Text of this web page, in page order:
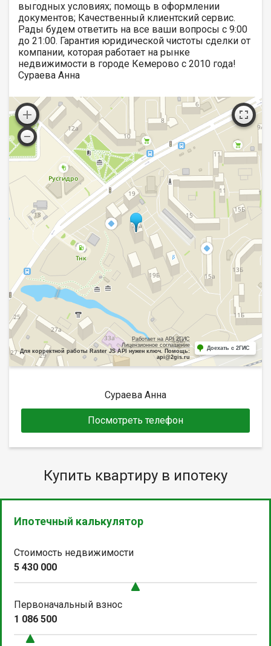
выгодных условиях; помощь в оформлении
документов; Качественный клиентский сервис.
Рады будем ответить на все ваши вопросы с 9:00
до 21:00​. Гарантия юридической чистоты сделки от
компании, которая работает на рынке
недвижимости в городе Кемерово с 2010 года!
Сураева Анна
Работает на API 2ГИС
Лицензионное соглашение
Для корректной работы Raster JS API нужен ключ. Помощь:
api@2gis.ru
Доехать с 2ГИС
Сураева Анна
Посмотреть телефон
Купить квартиру в ипотеку
Ипотечный калькулятор
Стоимость недвижимости
5 430 000
Первоначальный взнос
1 086 500